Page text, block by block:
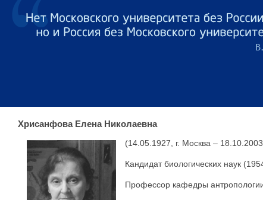
Хрисанфова Елена Hиколаевна
(14.05.1927, г. Москва –
Кандидат биологических наук
Профессор кафедры